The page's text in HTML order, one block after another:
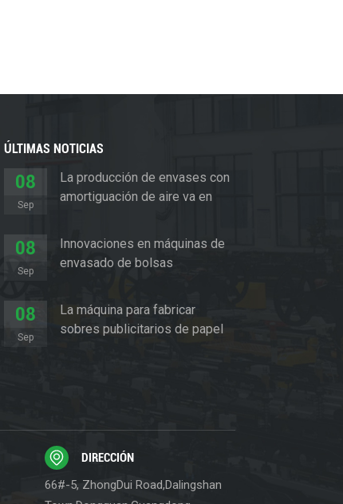
ÚLTIMAS NOTICIAS
08
Sep
La producción de envases con
amortiguación de aire va en
08
Sep
Innovaciones en máquinas de
envasado de bolsas
08
Sep
La máquina para fabricar
sobres publicitarios de papel
DIRECCIÓN
66#-5, ZhongDui Road,Dalingshan